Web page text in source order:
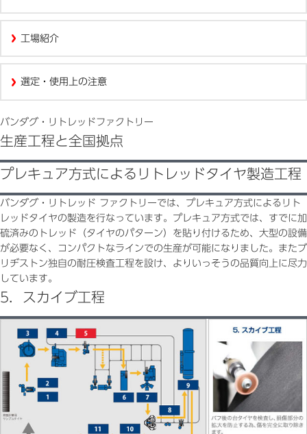
工場紹介
選定・使用上の注意
バンダグ・リトレッドファクトリー
生産工程と全国拠点
プレキュア方式によるリトレッドタイヤ製造工程
バンダグ・リトレッド ファクトリーでは、プレキュア方式によるリト
レッドタイヤの製造を行なっています。プレキュア方式では、すでに加
硫済みのトレッド（タイヤのパターン）を貼り付けるため、大型の設備
が必要なく、コンパクトなラインでの生産が可能になりました。またブ
リヂストン独自の耐圧検査工程を設け、よりいっそうの品質向上に尽力
しています。
5．スカイブ工程